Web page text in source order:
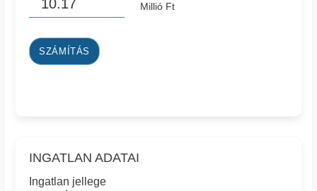
Millió Ft
SZÁMÍTÁS
INGATLAN ADATAI
Ingatlan jellege